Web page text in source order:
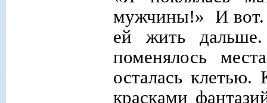
мужчины!» И вот.
ей жить
поменялось
осталась
красками